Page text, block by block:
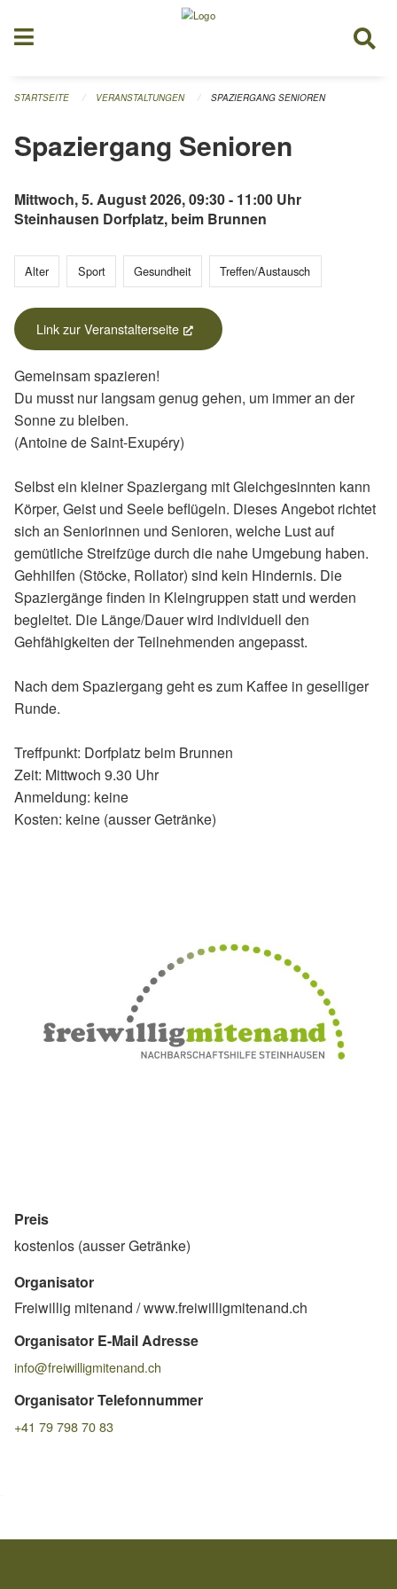
STARTSEITE VERANSTALTUNGEN SPAZIERGANG SENIOREN
Spaziergang Senioren
Mittwoch, 5. August 2026, 09:30 - 11:00 Uhr
Steinhausen Dorfplatz, beim Brunnen
Alter Sport Gesundheit Treffen/Austausch
Link zur Veranstalterseite (External Link)
Gemeinsam spazieren!
Du musst nur langsam genug gehen, um immer an der
Sonne zu bleiben.
(Antoine de Saint-Exupéry)
Selbst ein kleiner Spaziergang mit Gleichgesinnten kann
Körper, Geist und Seele beflügeln. Dieses Angebot richtet
sich an Seniorinnen und Senioren, welche Lust auf
gemütliche Streifzüge durch die nahe Umgebung haben.
Gehhilfen (Stöcke, Rollator) sind kein Hindernis. Die
Spaziergänge finden in Kleingruppen statt und werden
begleitet. Die Länge/Dauer wird individuell den
Gehfähigkeiten der Teilnehmenden angepasst.
Nach dem Spaziergang geht es zum Kaffee in geselliger
Runde.
Treffpunkt: Dorfplatz beim Brunnen
Zeit: Mittwoch 9.30 Uhr
Anmeldung: keine
Kosten: keine (ausser Getränke)
Preis
kostenlos (ausser Getränke)
Organisator
Freiwillig mitenand / www.freiwilligmitenand.ch
Organisator E-Mail Adresse
info@freiwilligmitenand.ch
Organisator Telefonnummer
+41 79 798 70 83